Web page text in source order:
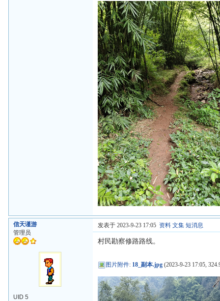
信天谨游
管理员
UID 5
发表于 2023-9-23 17:05 资料 文集 短消息
村民勘察修路路线。
图片附件: 18_副本.jpg (2023-9-23 17:05,